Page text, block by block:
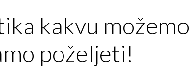
kakvu možemo
poželjeti!